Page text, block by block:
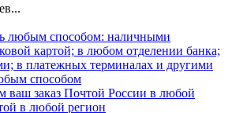
любым способом: наличными
картой; в любом отделении банка;
в платежных терминалах и другими
способом
ваш заказ Почтой России в любой
в любой регион